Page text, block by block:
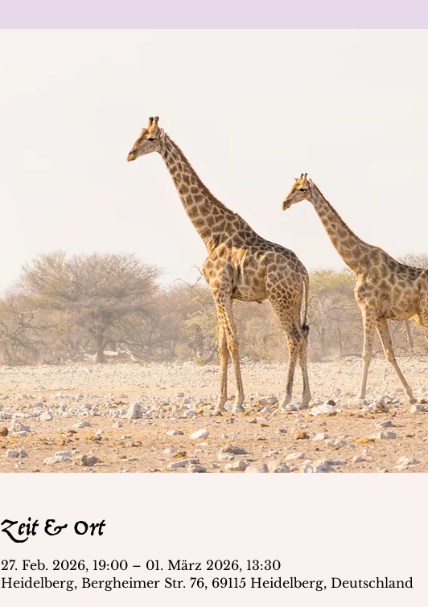
Zeit & Ort
27. Feb. 2026, 19:00 – 01. März 2026, 13:30
Heidelberg, Bergheimer Str. 76, 69115 Heidelberg, Deutschland